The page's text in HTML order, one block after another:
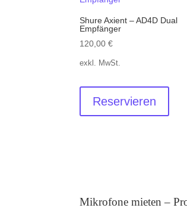
Shure Axient – AD4D Dual
Empfänger
120,00€
exkl. MwSt.
Reservieren
Mikrofone mieten –